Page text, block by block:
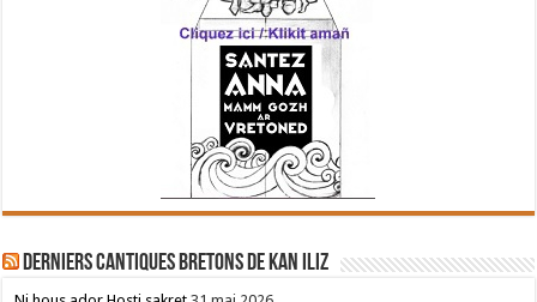
Derniers cantiques bretons de Kan Iliz